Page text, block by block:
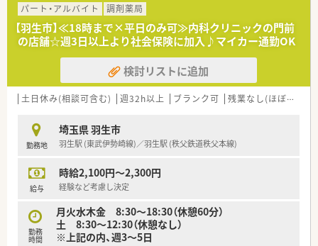
パート・アルバイト
調剤薬局
【羽生市】≪18時まで×平日のみ可≫内科クリニックの門前
の店舗☆週3日以上より社会保険に加入♪マイカー通勤OK
検討リストに追加
土日休み(相談可含む) 週32h以上 ブランク可 残業なし(ほぼなし含む)
勤務地
埼玉県 羽生市
羽生駅 (東武伊勢崎線)／羽生駅 (秩父鉄道秩父本線)
給与
時給2,100円～2,300円
経験など考慮し決定
勤務
時間
月火水木金 8:30～18:30（休憩60分）
土 8:30～12:30（休憩なし）
※上記の内、週3～5日